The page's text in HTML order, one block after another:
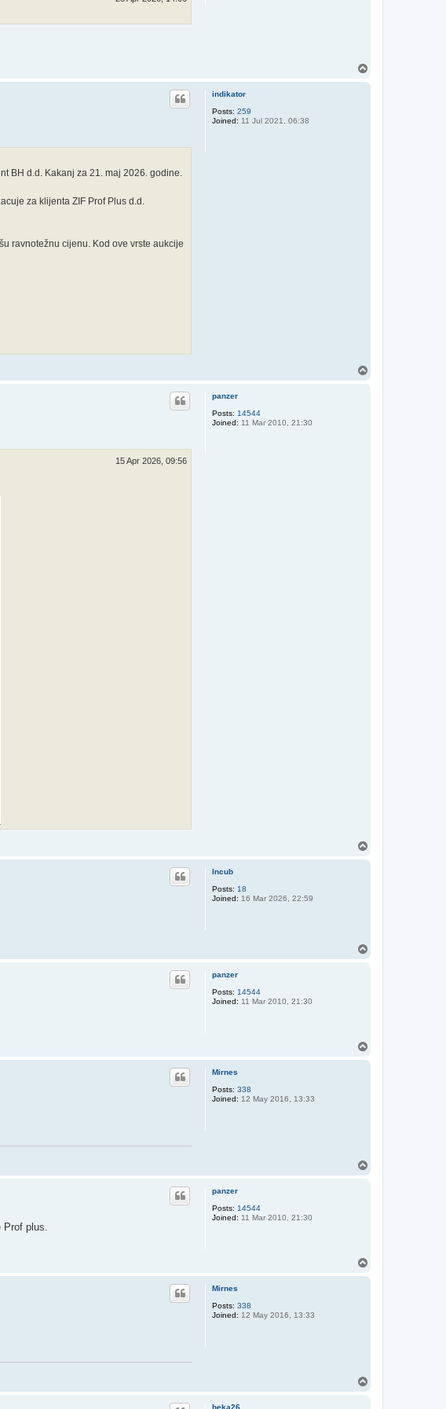
indikator
Posts: 259
Joined: 11 Jul 2021, 06:38
BH d.d. Kakanj za 21. maj 2026. godine.
za klijenta ZIF Prof Plus d.d.
ravnotežnu cijenu. Kod ove vrste aukcije
panzer
Posts: 14544
Joined: 11 Mar 2010, 21:30
15 Apr 2026, 09:56
Incub
Posts: 18
Joined: 16 Mar 2026, 22:59
panzer
Posts: 14544
Joined: 11 Mar 2010, 21:30
Mirnes
Posts: 338
Joined: 12 May 2016, 13:33
panzer
Posts: 14544
Joined: 11 Mar 2010, 21:30
plus.
Mirnes
Posts: 338
Joined: 12 May 2016, 13:33